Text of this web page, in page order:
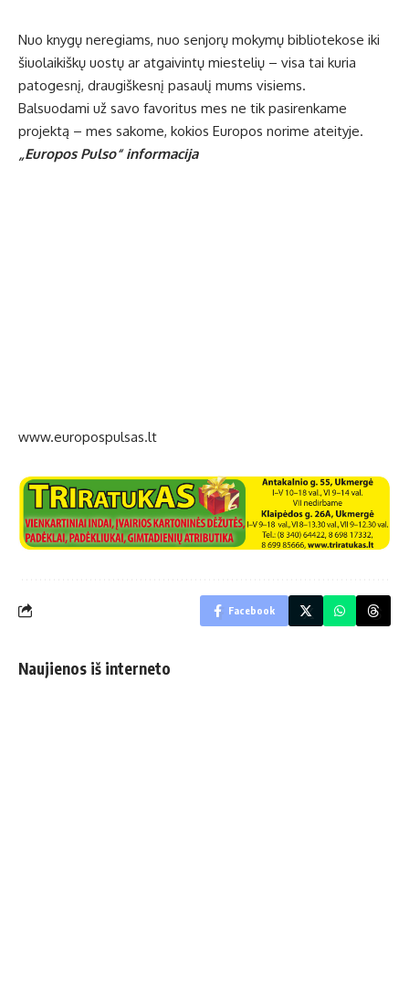
Nuo knygų neregiams, nuo senjorų mokymų bibliotekose iki
šiuolaikiškų uostų ar atgaivintų miestelių – visa tai kuria
patogesnį, draugiškesnį pasaulį mums visiems.
Balsuodami už savo favoritus mes ne tik pasirenkame
projektą – mes sakome, kokios Europos norime ateityje.
„Europos Pulso“ informacija
www.europospulsas.lt
Facebook
Naujienos iš interneto